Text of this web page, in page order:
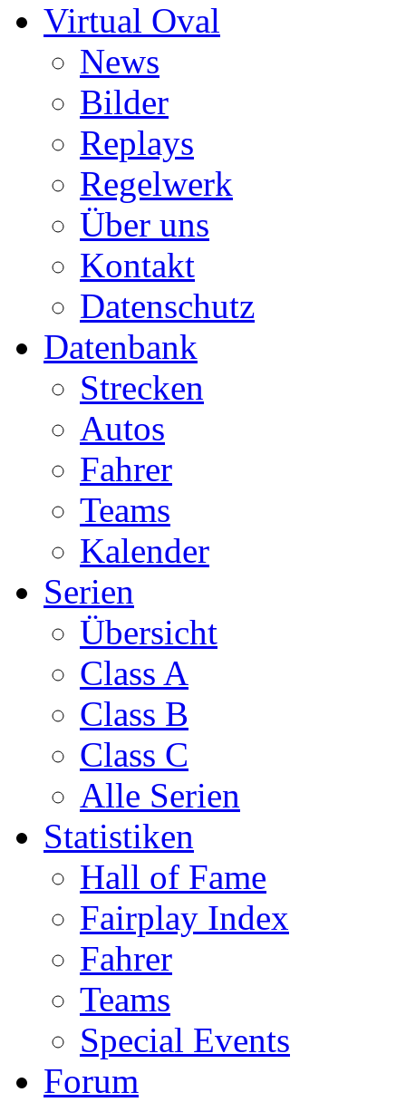
Virtual Oval
News
Bilder
Replays
Regelwerk
Über uns
Kontakt
Datenschutz
Datenbank
Strecken
Autos
Fahrer
Teams
Kalender
Serien
Übersicht
Class A
Class B
Class C
Alle Serien
Statistiken
Hall of Fame
Fairplay Index
Fahrer
Teams
Special Events
Forum